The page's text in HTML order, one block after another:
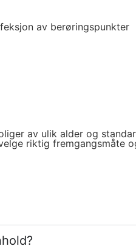
av berøringspunkter
av ulik alder og
riktig fremgangsmåte